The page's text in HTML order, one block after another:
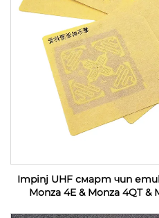
Impinj UHF смарт чип
Monza 4E & Monza 4QT